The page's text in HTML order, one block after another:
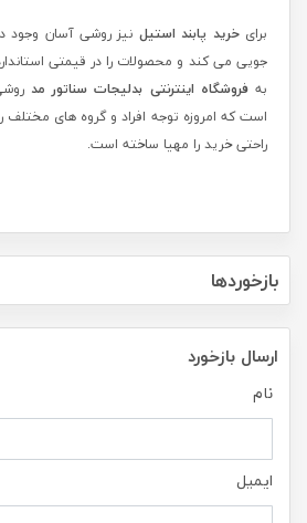
برایخرید پابند استیل نیز روشی آسان وجود
جویی می کند و محصولات را در قیمتی
بهفروشگاه اینترنتی بدلیجات سناتور مد
است که امروزه توجه افراد و گروه های
راحتی خرید را مهیا ساخته است.
بازخوردها
ارسال بازخورد
نام
ایمیل